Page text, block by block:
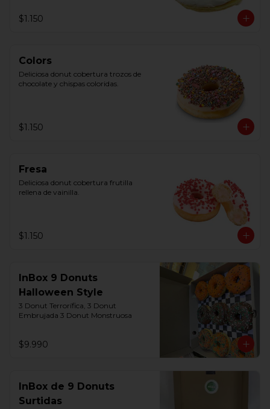
$1.150
Colors
Deliciosa donut cobertura trozos de
chocolate y chispas coloridas.
$1.150
Fresa
Deliciosa donut cobertura frutilla
rellena de vainilla.
$1.150
InBox 9 Donuts
Halloween Style
3 Donut Terrorífica, 3 Donut
Embrujada 3 Donut Monstruosa
$9.990
InBox de 9 Donuts
Surtidas